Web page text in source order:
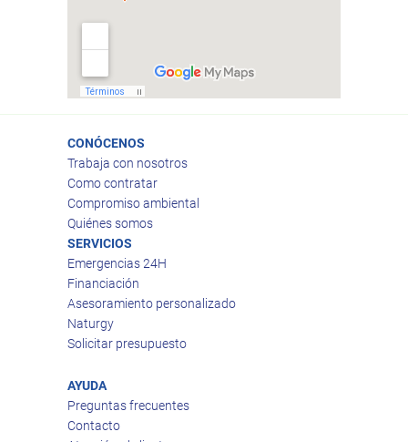
CONÓCENOS
Trabaja con nosotros
Como contratar
Compromiso ambiental
Quiénes somos
SERVICIOS
Emergencias 24H
Financiación
Asesoramiento personalizado
Naturgy
Solicitar presupuesto
AYUDA
Preguntas frecuentes
Contacto